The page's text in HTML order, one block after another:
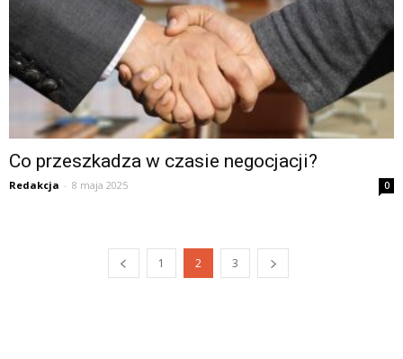
Co przeszkadza w czasie negocjacji?
Redakcja - 8 maja 2025 0
1 2 3